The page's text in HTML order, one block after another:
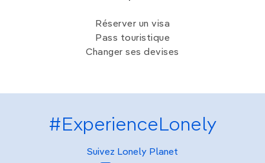
Réserver un visa
Pass touristique
Changer ses devises
#ExperienceLonely
Suivez Lonely Planet